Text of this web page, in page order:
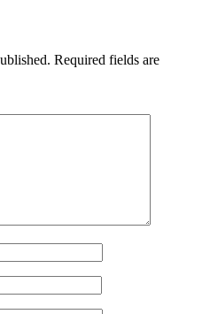
Required fields are